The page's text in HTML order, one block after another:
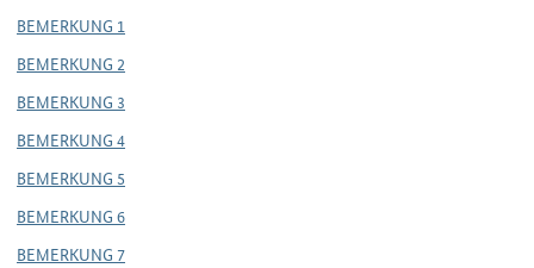
BEMERKUNG 1
BEMERKUNG 2
BEMERKUNG 3
BEMERKUNG 4
BEMERKUNG 5
BEMERKUNG 6
BEMERKUNG 7